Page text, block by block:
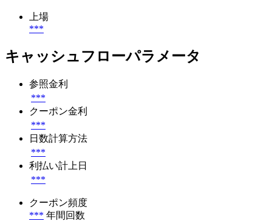
上場
***
キャッシュフローパラメータ
参照金利
***
クーポン金利
***
日数計算方法
***
利払い計上日
***
クーポン頻度
*** 年間回数